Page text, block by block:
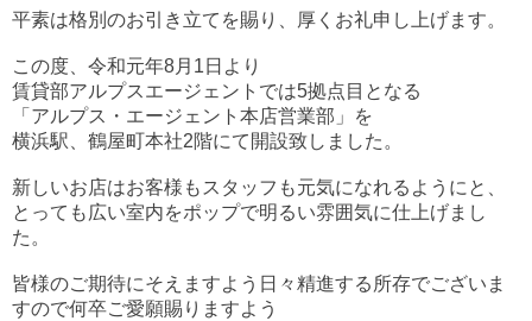
平素は格別のお引き立てを賜り、厚くお礼申し上げます。
この度、令和元年8月1日より
賃貸部アルプスエージェントでは5拠点目となる
「アルプス・エージェント本店営業部」を
横浜駅、鶴屋町本社2階にて開設致しました。
新しいお店はお客様もスタッフも元気になれるようにと、
とっても広い室内をポップで明るい雰囲気に仕上げまし
た。
皆様のご期待にそえますよう日々精進する所存でございま
すので何卒ご愛願賜りますよう